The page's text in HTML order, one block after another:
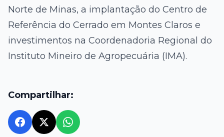
Norte de Minas, a implantação do Centro de
Referência do Cerrado em Montes Claros e
investimentos na Coordenadoria Regional do
Instituto Mineiro de Agropecuária (IMA).
Compartilhar: